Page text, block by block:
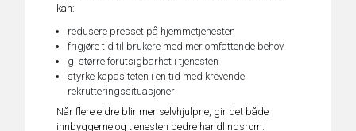
kan:
redusere presset på hjemmetjenesten
frigjøre tid til brukere med mer omfattende behov
gi større forutsigbarhet i tjenesten
styrke kapasiteten i en tid med krevende
rekrutteringssituasjoner
Når flere eldre blir mer selvhjulpne, gir det både
innbyggerne og tjenesten bedre handlingsrom.